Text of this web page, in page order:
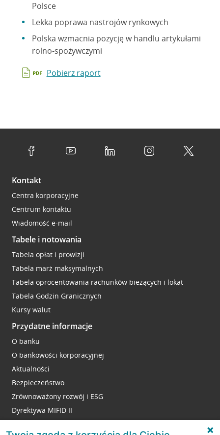
Polsce
Lekka poprawa nastrojów rynkowych
Polska wzmacnia pozycję w handlu artykułami
rolno-spożywczymi
Pobierz raport
Kontakt
Centra korporacyjne
Centrum kontaktu
Wiadomość e-mail
Tabele i notowania
Tabela opłat i prowizji
Tabela marż maksymalnych
Tabela oprocentowania rachunków bieżących i lokat
Tabela Godzin Granicznych
Kursy walut
Przydatne informacje
O banku
O bankowości korporacyjnej
Aktualności
Bezpieczeństwo
Zrównoważony rozwój i ESG
Dyrektywa MIFID II